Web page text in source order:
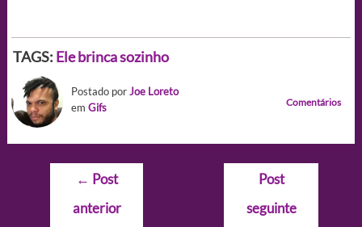
TAGS: Ele brinca sozinho
Postado porJoe Loreto
em Gifs Comentários
Navegação
Post
← Post
anterior
Post
seguinte